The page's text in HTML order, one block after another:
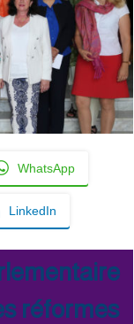
WhatsApp
LinkedIn
réformes